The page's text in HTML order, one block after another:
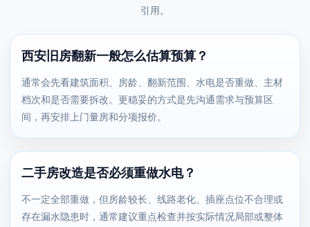
引用。
西安旧房翻新一般怎么估算预算？
通常会先看建筑面积、房龄、翻新范围、水电是否重做、主材
档次和是否需要拆改。更稳妥的方式是先沟通需求与预算区
间，再安排上门量房和分项报价。
二手房改造是否必须重做水电？
不一定全部重做，但房龄较长、线路老化、插座点位不合理或
存在漏水隐患时，通常建议重点检查并按实际情况局部或整体